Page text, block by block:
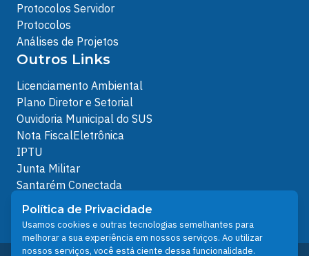
Protocolos Servidor
Protocolos
Análises de Projetos
Outros Links
Licenciamento Ambiental
Plano Diretor e Setorial
Ouvidoria Municipal do SUS
Nota FiscalEletrônica
IPTU
Junta Militar
Santarém Conectada
Política de Privacidade
People illustrations by Storyset
Política de Privacidade
Usamos cookies e outras tecnologias semelhantes para
melhorar a sua experiência em nossos serviços. Ao utilizar
nossos serviços, você está ciente dessa funcionalidade.